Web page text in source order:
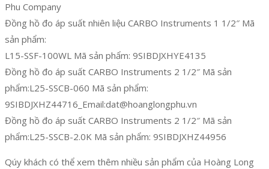
Phu Company
Đồng hồ đo áp suất nhiên liệu CARBO Instruments 1 1/2″ Mã
sản phẩm:
L15-SSF-100WL Mã sản phẩm: 9SIBDJXHYE4135
Đồng hồ đo áp suất CARBO Instruments 2 1/2″ Mã sản
phẩm:L25-SSCB-060 Mã sản phẩm:
9SIBDJXHZ44716_Email:dat@hoanglongphu.vn
Đồng hồ đo áp suất CARBO Instruments 2 1/2″ Mã sản
phẩm:L25-SSCB-2.0K Mã sản phẩm: 9SIBDJXHZ44956
Qúy khách có thể xem thêm nhiều sản phẩm của Hoàng Long